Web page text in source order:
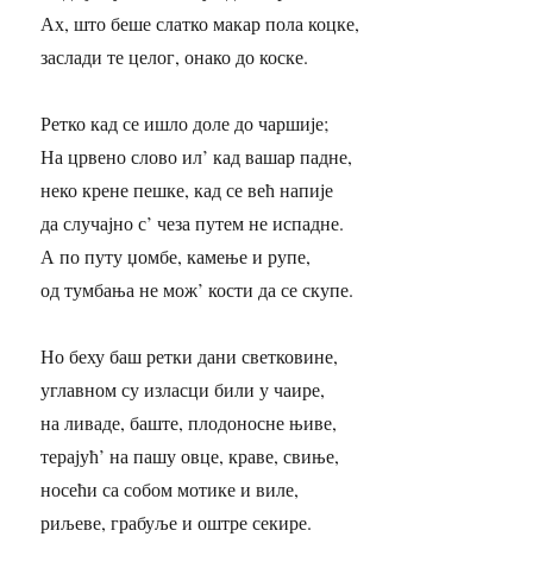
Ах, што беше слатко макар пола коцке,
заслади те целог, онако до коске.
Ретко кад се ишло доле до чаршије;
На црвено слово ил’ кад вашар падне,
неко крене пешке, кад се већ напије
да случајно с’ чеза путем не испадне.
А по путу џомбе, камење и рупе,
од тумбања не мож’ кости да се скупе.
Но беху баш ретки дани светковине,
углавном су изласци били у чаире,
на ливаде, баште, плодоносне њиве,
терајућ’ на пашу овце, краве, свиње,
носећи са собом мотике и виле,
риљеве, грабуље и оштре секире.